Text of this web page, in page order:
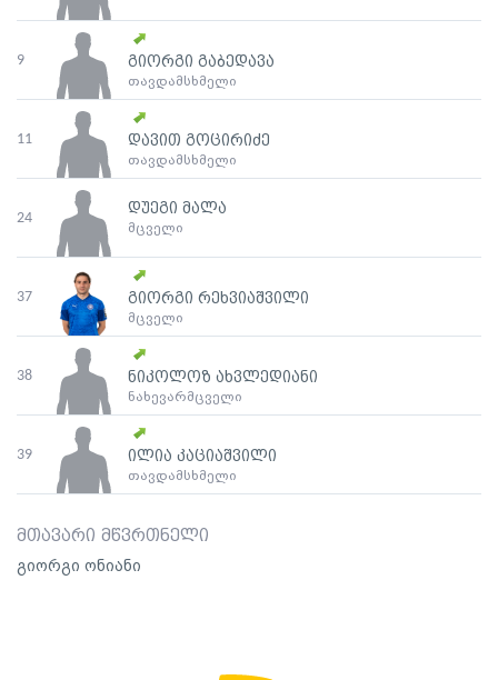
9 გიორგი გაბედავა
თავდამსხმელი
11 დავით გოცირიძე
თავდამსხმელი
24
დუეგი მალა
მცველი
37 გიორგი რეხვიაშვილი
მცველი
38 ნიკოლოზ ახვლედიანი
ნახევარმცველი
39 ილია კაციაშვილი
თავდამსხმელი
მთავარი მწვრთნელი
გიორგი ონიანი